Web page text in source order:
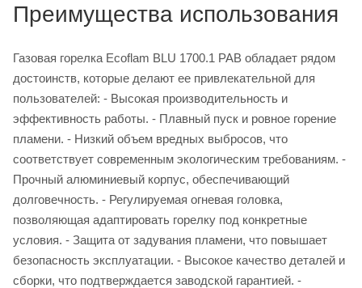
Преимущества использования
Газовая горелка Ecoflam BLU 1700.1 PAB обладает рядом
достоинств, которые делают ее привлекательной для
пользователей: - Высокая производительность и
эффективность работы. - Плавный пуск и ровное горение
пламени. - Низкий объем вредных выбросов, что
соответствует современным экологическим требованиям. -
Прочный алюминиевый корпус, обеспечивающий
долговечность. - Регулируемая огневая головка,
позволяющая адаптировать горелку под конкретные
условия. - Защита от задувания пламени, что повышает
безопасность эксплуатации. - Высокое качество деталей и
сборки, что подтверждается заводской гарантией. -